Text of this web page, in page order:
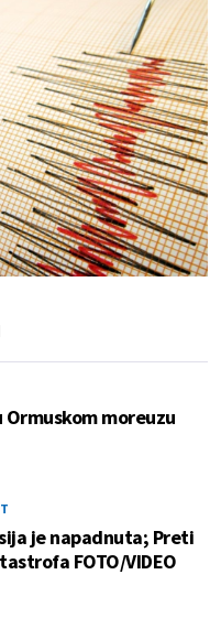
Ormuskom moreuzu
je napadnuta; Preti
FOTO/VIDEO